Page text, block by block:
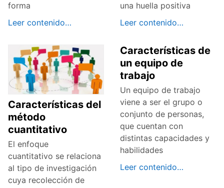
forma
Leer contenido…
una huella positiva
Leer contenido…
Características del
método
cuantitativo
El enfoque
cuantitativo se relaciona
al tipo de investigación
cuya recolección de
Características de
un equipo de
trabajo
Un equipo de trabajo
viene a ser el grupo o
conjunto de personas,
que cuentan con
distintas capacidades y
habilidades
Leer contenido…